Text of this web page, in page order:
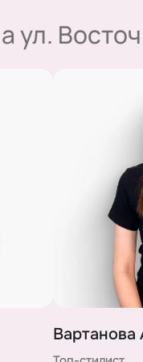
ул.
Вартанова
Нажав на